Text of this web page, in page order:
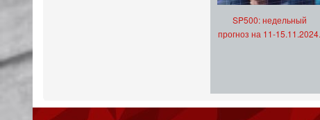
SP500: недельный
прогноз на 11-15.11.2024.